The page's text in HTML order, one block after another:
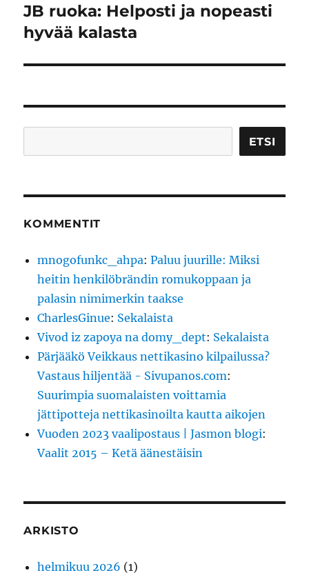
Seuraava
artikkeli:
JB ruoka: Helposti ja nopeasti
hyvää kalasta
ETSI
KOMMENTIT
mnogofunkc_ahpa:Paluu juurille: Miksi
heitin henkilöbrändin romukoppaan ja
palasin nimimerkin taakse
CharlesGinue: Sekalaista
Vivod iz zapoya na domy_dept: Sekalaista
Pärjääkö Veikkaus nettikasino kilpailussa?
Vastaus hiljentää - Sivupanos.com:
Suurimpia suomalaisten voittamia
jättipotteja nettikasinoilta kautta aikojen
Vuoden 2023 vaalipostaus | Jasmon blogi:
Vaalit 2015 – Ketä äänestäisin
ARKISTO
helmikuu 2026 (1)